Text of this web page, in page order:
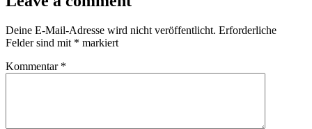
Deine E-Mail-Adresse wird nicht veröffentlicht. Erforderliche
Felder sind mit * markiert
Kommentar *